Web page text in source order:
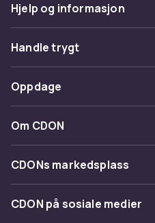
Hjelp og informasjon
Vanlige spørsmål
Spor pakke
Angre & returner her
Kontakt oss
Handle trygt
Betaling
Levering
Tilbakekallinger
Oppdage
Kategorier
Varemerker
Om CDON
Om oss
Kundeanmeldelser
Jobbe på CDON
CDONs markedsplass
Merchant Help Center
CDON på sosiale medier